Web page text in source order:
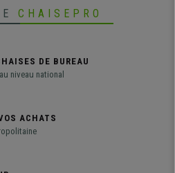
CHAISEPRO
DE BUREAU
niveau national
ACHATS